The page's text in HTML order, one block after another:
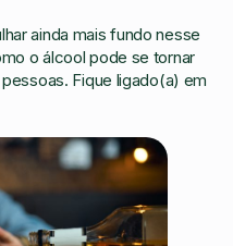
ainda mais fundo nesse
o álcool pode se tornar
Fique ligado(a) em